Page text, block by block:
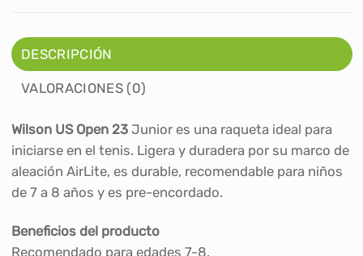
DESCRIPCIÓN
VALORACIONES (0)
Wilson US Open 23Junior es una raqueta ideal para
iniciarse en el tenis. Ligera y duradera por su marco de
aleación AirLite, es durable, recomendable para niños
de 7 a 8 años y es pre-encordado.
Beneficios del producto
Recomendado para edades 7-8.